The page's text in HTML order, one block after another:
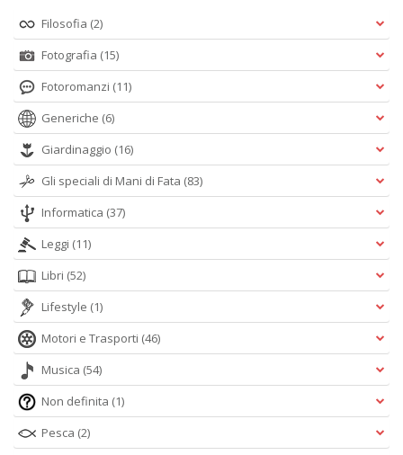
Filosofia (2)
Fotografia (15)
Fotoromanzi (11)
Generiche (6)
Giardinaggio (16)
Gli speciali di Mani di Fata (83)
Informatica (37)
Leggi (11)
Libri (52)
Lifestyle (1)
Motori e Trasporti (46)
Musica (54)
Non definita (1)
Pesca (2)